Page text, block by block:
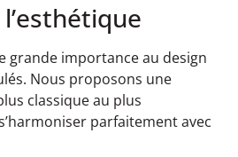
grande importance au design
Nous proposons une
classique au plus
parfaitement avec